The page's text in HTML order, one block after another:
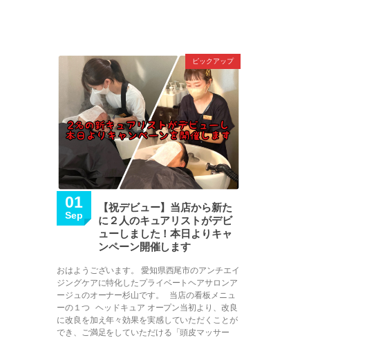
ピックアップ
01
Sep
【祝デビュー】当店から新た
に２人のキュアリストがデビ
ューしました！本日よりキャ
ンペーン開催します
おはようございます。 愛知県西尾市のアンチエイ
ジングケアに特化したプライベートヘアサロンア
ージュのオーナー杉山です。 当店の看板メニュ
ーの１つ ヘッドキュア オープン当初より、改良
に改良を加え年々効果を実感していただくことが
でき、ご満足をしていただける「頭皮マッサー